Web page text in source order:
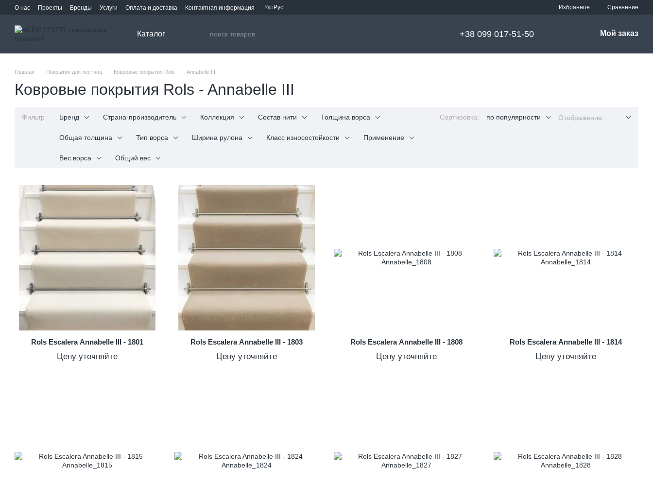
Перейти к основному контенту
О нас Проекты Бренды Услуги Оплата и доставка Контактная информация Укр Рус Избранное Сравнение
Каталог +38 099 017-51-50 Мой заказ
Главная Покрытия для лестниц Ковровые покрытия Rols Annabelle III
Ковровые покрытия Rols - Annabelle III
Фильтр Бренд Страна-производитель Коллекция Состав нити Толщина ворса
Общая толщина Тип ворса Ширина рулона Класс износостойкости Применение
Вес ворса Общий вес
Сортировка: по популярности Отображение:
Rols Escalera Annabelle III - 1801
Цену уточняйте
Rols Escalera Annabelle III - 1803
Цену уточняйте
Rols Escalera Annabelle III - 1808
Цену уточняйте
Rols Escalera Annabelle III - 1814
Цену уточняйте